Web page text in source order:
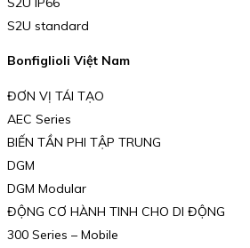
S2U standard
Bonfiglioli Việt Nam
ĐƠN VỊ TÁI TẠO
AEC Series
BIẾN TẦN PHI TẬP TRUNG
DGM
DGM Modular
ĐỘNG CƠ HÀNH TINH CHO DI ĐỘNG
300 Series – Mobile